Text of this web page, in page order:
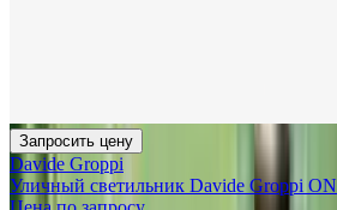
Запросить цену
Davide Groppi
Уличный светильник Davide Groppi ON